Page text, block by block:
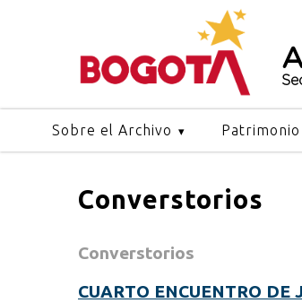
Sobre el Archivo
Converstorios
Converstorios
CUARTO ENCUENTRO DE